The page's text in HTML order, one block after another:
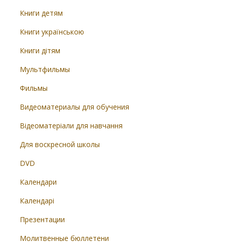
Книги детям
Книги українською
Книги дітям
Мультфильмы
Фильмы
Видеоматериалы для обучения
Відеоматеріали для навчання
Для воскресной школы
DVD
Календари
Календарі
Презентации
Молитвенные бюллетени